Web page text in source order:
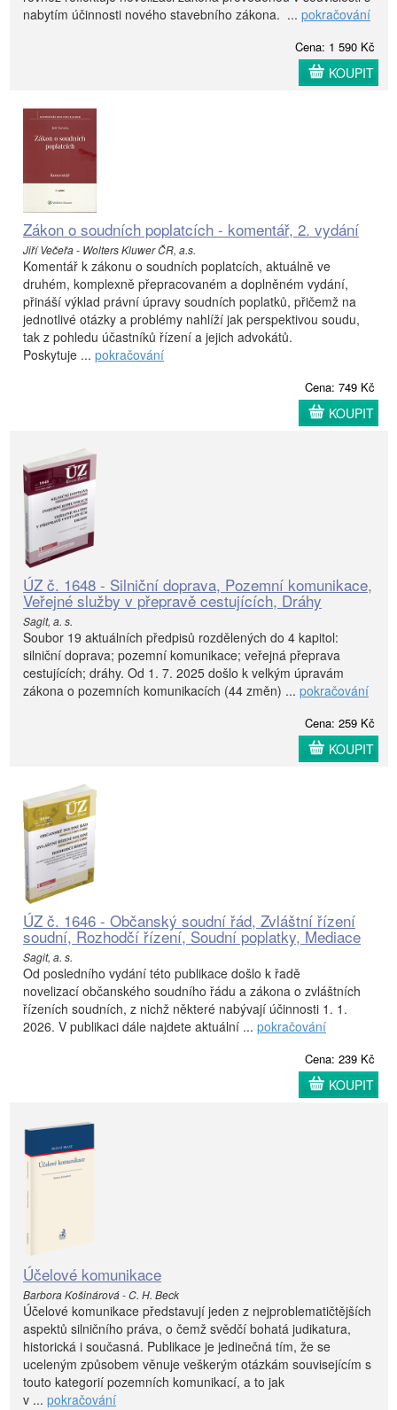
nabytím účinnosti nového stavebního zákona. ... pokračování
Cena: 1 590 Kč
KOUPIT
Zákon o soudních poplatcích - komentář, 2. vydání
Jiří Večeřa - Wolters Kluwer ČR, a.s.
Komentář k zákonu o soudních poplatcích, aktuálně ve
druhém, komplexně přepracovaném a doplněném vydání,
přináší výklad právní úpravy soudních poplatků, přičemž na
jednotlivé otázky a problémy nahlíží jak perspektivou soudu,
tak z pohledu účastníků řízení a jejich advokátů.
Poskytuje ... pokračování
Cena: 749 Kč
KOUPIT
ÚZ č. 1648 - Silniční doprava, Pozemní komunikace,
Veřejné služby v přepravě cestujících, Dráhy
Sagit, a. s.
Soubor 19 aktuálních předpisů rozdělených do 4 kapitol:
silniční doprava; pozemní komunikace; veřejná přeprava
cestujících; dráhy. Od 1. 7. 2025 došlo k velkým úpravám
zákona o pozemních komunikacích (44 změn) ... pokračování
Cena: 259 Kč
KOUPIT
ÚZ č. 1646 - Občanský soudní řád, Zvláštní řízení
soudní, Rozhodčí řízení, Soudní poplatky, Mediace
Sagit, a. s.
Od posledního vydání této publikace došlo k řadě
novelizací občanského soudního řádu a zákona o zvláštních
řízeních soudních, z nichž některé nabývají účinnosti 1. 1.
2026. V publikaci dále najdete aktuální ... pokračování
Cena: 239 Kč
KOUPIT
Účelové komunikace
Barbora Košinárová - C. H. Beck
Účelové komunikace představují jeden z nejproblematičtějších
aspektů silničního práva, o čemž svědčí bohatá judikatura,
historická i současná. Publikace je jedinečná tím, že se
uceleným způsobem věnuje veškerým otázkám souvisejícím s
touto kategorií pozemních komunikací, a to jak
v ... pokračování